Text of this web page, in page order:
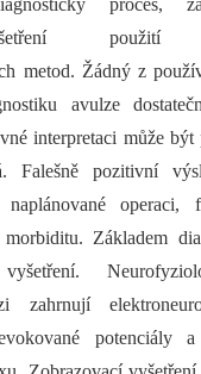
proces,
použití
metod. Žádný z
avulze
interpretaci může
Falešně pozitivní
operaci,
Základem
zahrnují
potenciály